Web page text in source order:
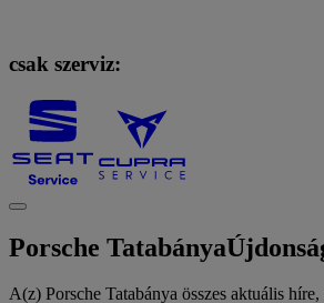
csak szerviz:
Porsche Tatabánya
A(z) Porsche Tatabánya összes aktuális